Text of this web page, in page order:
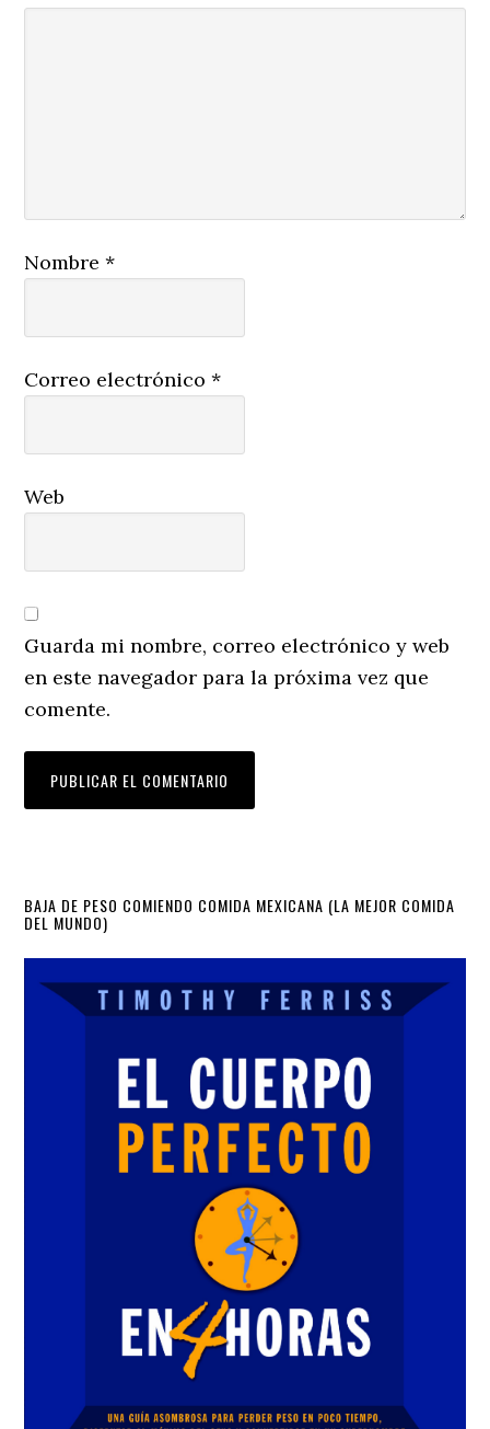
Nombre*
Correo electrónico*
Web
Guarda mi nombre, correo electrónico y web
en este navegador para la próxima vez que
comente.
Primary
Sidebar
BAJA DE PESO COMIENDO COMIDA MEXICANA (LA MEJOR COMIDA
DEL MUNDO)